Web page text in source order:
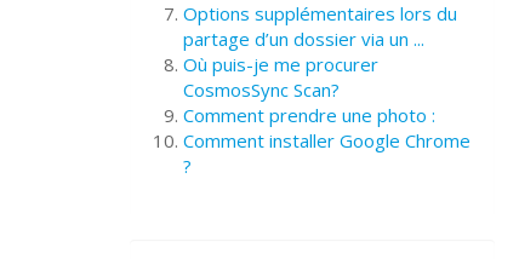
Options supplémentaires lors du
partage d’un dossier via un ...
Où puis-je me procurer
CosmosSync Scan?
Comment prendre une photo :
Comment installer Google Chrome
?